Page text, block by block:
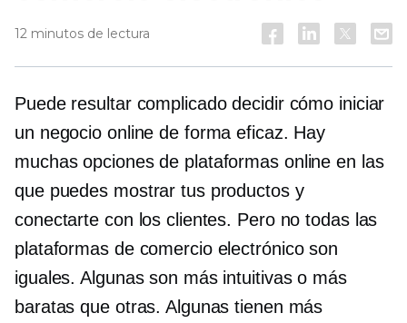
12 minutos de lectura
Puede resultar complicado decidir cómo iniciar
un negocio online de forma eficaz. Hay
muchas opciones de plataformas online en las
que puedes mostrar tus productos y
conectarte con los clientes. Pero no todas las
plataformas de comercio electrónico son
iguales. Algunas son más intuitivas o más
baratas que otras. Algunas tienen más